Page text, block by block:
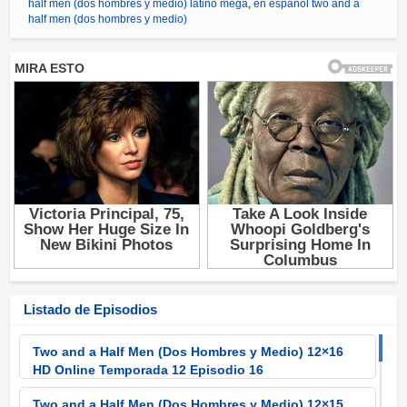
half men (dos hombres y medio) latino mega, en español two and a
half men (dos hombres y medio)
Listado de Episodios
Two and a Half Men (Dos Hombres y Medio) 12×16
HD Online Temporada 12 Episodio 16